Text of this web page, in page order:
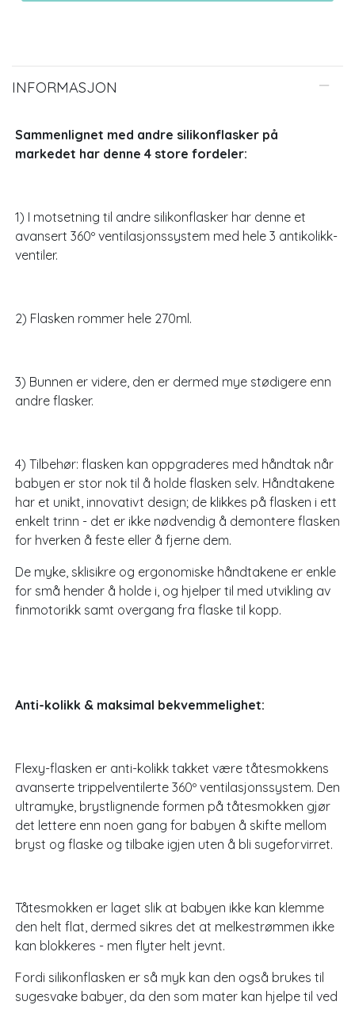
INFORMASJON
Sammenlignet med andre silikonflasker på
markedet har denne 4 store fordeler:
1) I motsetning til andre silikonflasker har denne et
avansert 360º ventilasjonssystem med hele 3 antikolikk-
ventiler.
2) Flasken rommer hele 270ml.
3) Bunnen er videre, den er dermed mye stødigere enn
andre flasker.
4) Tilbehør: flasken kan oppgraderes med håndtak når
babyen er stor nok til å holde flasken selv. Håndtakene
har et unikt, innovativt design; de klikkes på flasken i ett
enkelt trinn - det er ikke nødvendig å demontere flasken
for hverken å feste eller å fjerne dem.
De myke, sklisikre og ergonomiske håndtakene er enkle
for små hender å holde i, og hjelper til med utvikling av
finmotorikk samt overgang fra flaske til kopp.
Anti-kolikk & maksimal bekvemmelighet:
Flexy-flasken er anti-kolikk takket være tåtesmokkens
avanserte trippelventilerte 360º ventilasjonssystem. Den
ultramyke, brystlignende formen på tåtesmokken gjør
det lettere enn noen gang for babyen å skifte mellom
bryst og flaske og tilbake igjen uten å bli sugeforvirret.
Tåtesmokken er laget slik at babyen ikke kan klemme
den helt flat, dermed sikres det at melkestrømmen ikke
kan blokkeres - men flyter helt jevnt.
Fordi silikonflasken er så myk kan den også brukes til
sugesvake babyer, da den som mater kan hjelpe til ved